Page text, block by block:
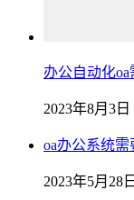
办公自动化oa
2023年8月3日
oa办公系统
2023年5月28日